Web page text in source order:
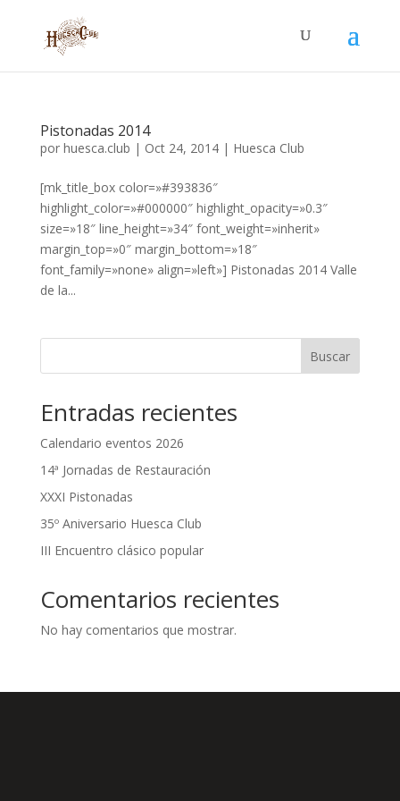
Pistonadas 2014
por huesca.club | Oct 24, 2014| Huesca Club
[mk_title_box color=»#393836″
highlight_color=»#000000″ highlight_opacity=»0.3″
size=»18″ line_height=»34″ font_weight=»inherit»
margin_top=»0″ margin_bottom=»18″
font_family=»none» align=»left»] Pistonadas 2014 Valle
de la...
Buscar
Entradas recientes
Calendario eventos 2026
14ª Jornadas de Restauración
XXXI Pistonadas
35º Aniversario Huesca Club
III Encuentro clásico popular
Comentarios recientes
No hay comentarios que mostrar.